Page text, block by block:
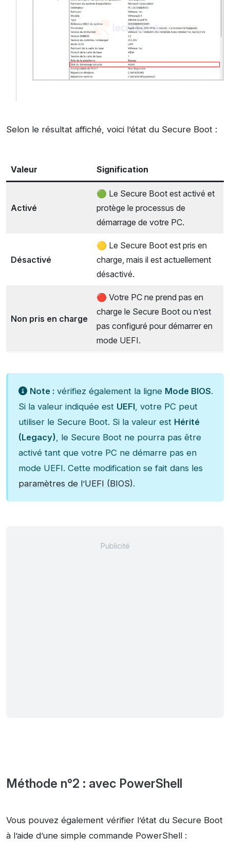
Selon le résultat affiché, voici l’état du Secure Boot :
Valeur Signification
Activé
🟢 Le Secure Boot est activé et
protège le processus de
démarrage de votre PC.
Désactivé
🟡 Le Secure Boot est pris en
charge, mais il est actuellement
désactivé.
Non pris en charge
🔴 Votre PC ne prend pas en
charge le Secure Boot ou n’est
pas configuré pour démarrer en
mode UEFI.
Note : vérifiez également la ligne Mode BIOS.
Si la valeur indiquée est UEFI, votre PC peut
utiliser le Secure Boot. Si la valeur est Hérité
(Legacy), le Secure Boot ne pourra pas être
activé tant que votre PC ne démarre pas en
mode UEFI. Cette modification se fait dans les
paramètres de l’UEFI (BIOS).
Méthode n°2 : avec PowerShell
Vous pouvez également vérifier l’état du Secure Boot
à l’aide d’une simple commande PowerShell :